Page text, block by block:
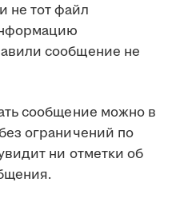
не тот файл
сообщение не
сообщение можно в
ограничений по
ни отметки об